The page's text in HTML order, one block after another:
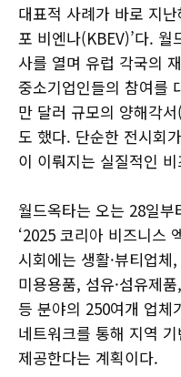
대표적 사례가 바로 지
포 비엔나(KBEV)’다.
사를 열며 유럽 각국의
중소기업인들의 참여를
만 달러 규모의 양해각
도 했다. 단순한 전시회
이 이뤄지는 실질적인
월드옥타는 오는 28일
‘2025 코리아 비즈니스
시회에는 생활·뷰티업체
미용용품, 섬유·섬유제
등 분야의 250여개 업체
네트워크를 통해 지역
제공한다는 계획이다.